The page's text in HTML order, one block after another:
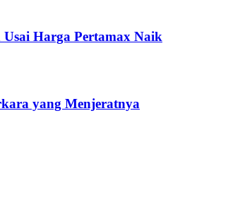
Harga Pertamax Naik
yang Menjeratnya